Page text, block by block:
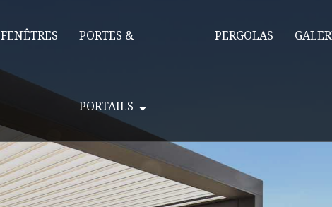
FENÊTRES PORTES &
PORTAILS
PERGOLAS